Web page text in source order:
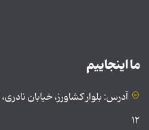
ما اینجاییم
آدرس: بلوار کشاورز، خیابان
۱۲